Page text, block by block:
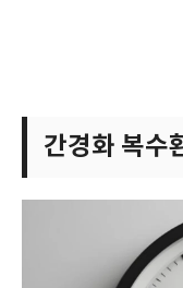
간경화 복수